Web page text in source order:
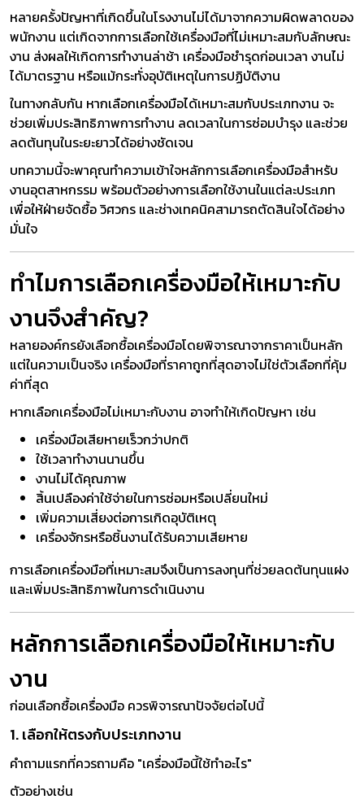
หลายครั้งปัญหาที่เกิดขึ้นในโรงงานไม่ได้มาจากความผิดพลาดของ
พนักงาน แต่เกิดจากการเลือกใช้เครื่องมือที่ไม่เหมาะสมกับลักษณะ
งาน ส่งผลให้เกิดการทำงานล่าช้า เครื่องมือชำรุดก่อนเวลา งานไม่
ได้มาตรฐาน หรือแม้กระทั่งอุบัติเหตุในการปฏิบัติงาน
ในทางกลับกัน หากเลือกเครื่องมือได้เหมาะสมกับประเภทงาน จะ
ช่วยเพิ่มประสิทธิภาพการทำงาน ลดเวลาในการซ่อมบำรุง และช่วย
ลดต้นทุนในระยะยาวได้อย่างชัดเจน
บทความนี้จะพาคุณทำความเข้าใจหลักการเลือกเครื่องมือสำหรับ
งานอุตสาหกรรม พร้อมตัวอย่างการเลือกใช้งานในแต่ละประเภท
เพื่อให้ฝ่ายจัดซื้อ วิศวกร และช่างเทคนิคสามารถตัดสินใจได้อย่าง
มั่นใจ
ทำไมการเลือกเครื่องมือให้เหมาะกับ
งานจึงสำคัญ?
หลายองค์กรยังเลือกซื้อเครื่องมือโดยพิจารณาจากราคาเป็นหลัก
แต่ในความเป็นจริง เครื่องมือที่ราคาถูกที่สุดอาจไม่ใช่ตัวเลือกที่คุ้ม
ค่าที่สุด
หากเลือกเครื่องมือไม่เหมาะกับงาน อาจทำให้เกิดปัญหา เช่น
เครื่องมือเสียหายเร็วกว่าปกติ
ใช้เวลาทำงานนานขึ้น
งานไม่ได้คุณภาพ
สิ้นเปลืองค่าใช้จ่ายในการซ่อมหรือเปลี่ยนใหม่
เพิ่มความเสี่ยงต่อการเกิดอุบัติเหตุ
เครื่องจักรหรือชิ้นงานได้รับความเสียหาย
การเลือกเครื่องมือที่เหมาะสมจึงเป็นการลงทุนที่ช่วยลดต้นทุนแฝง
และเพิ่มประสิทธิภาพในการดำเนินงาน
หลักการเลือกเครื่องมือให้เหมาะกับ
งาน
ก่อนเลือกซื้อเครื่องมือ ควรพิจารณาปัจจัยต่อไปนี้
1. เลือกให้ตรงกับประเภทงาน
คำถามแรกที่ควรถามคือ "เครื่องมือนี้ใช้ทำอะไร"
ตัวอย่างเช่น